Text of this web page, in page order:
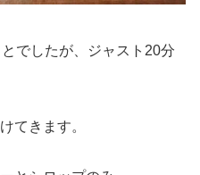
でしたが、ジャスト20分
てきます。